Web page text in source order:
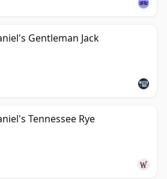
Gentleman Jack
Tennessee Rye